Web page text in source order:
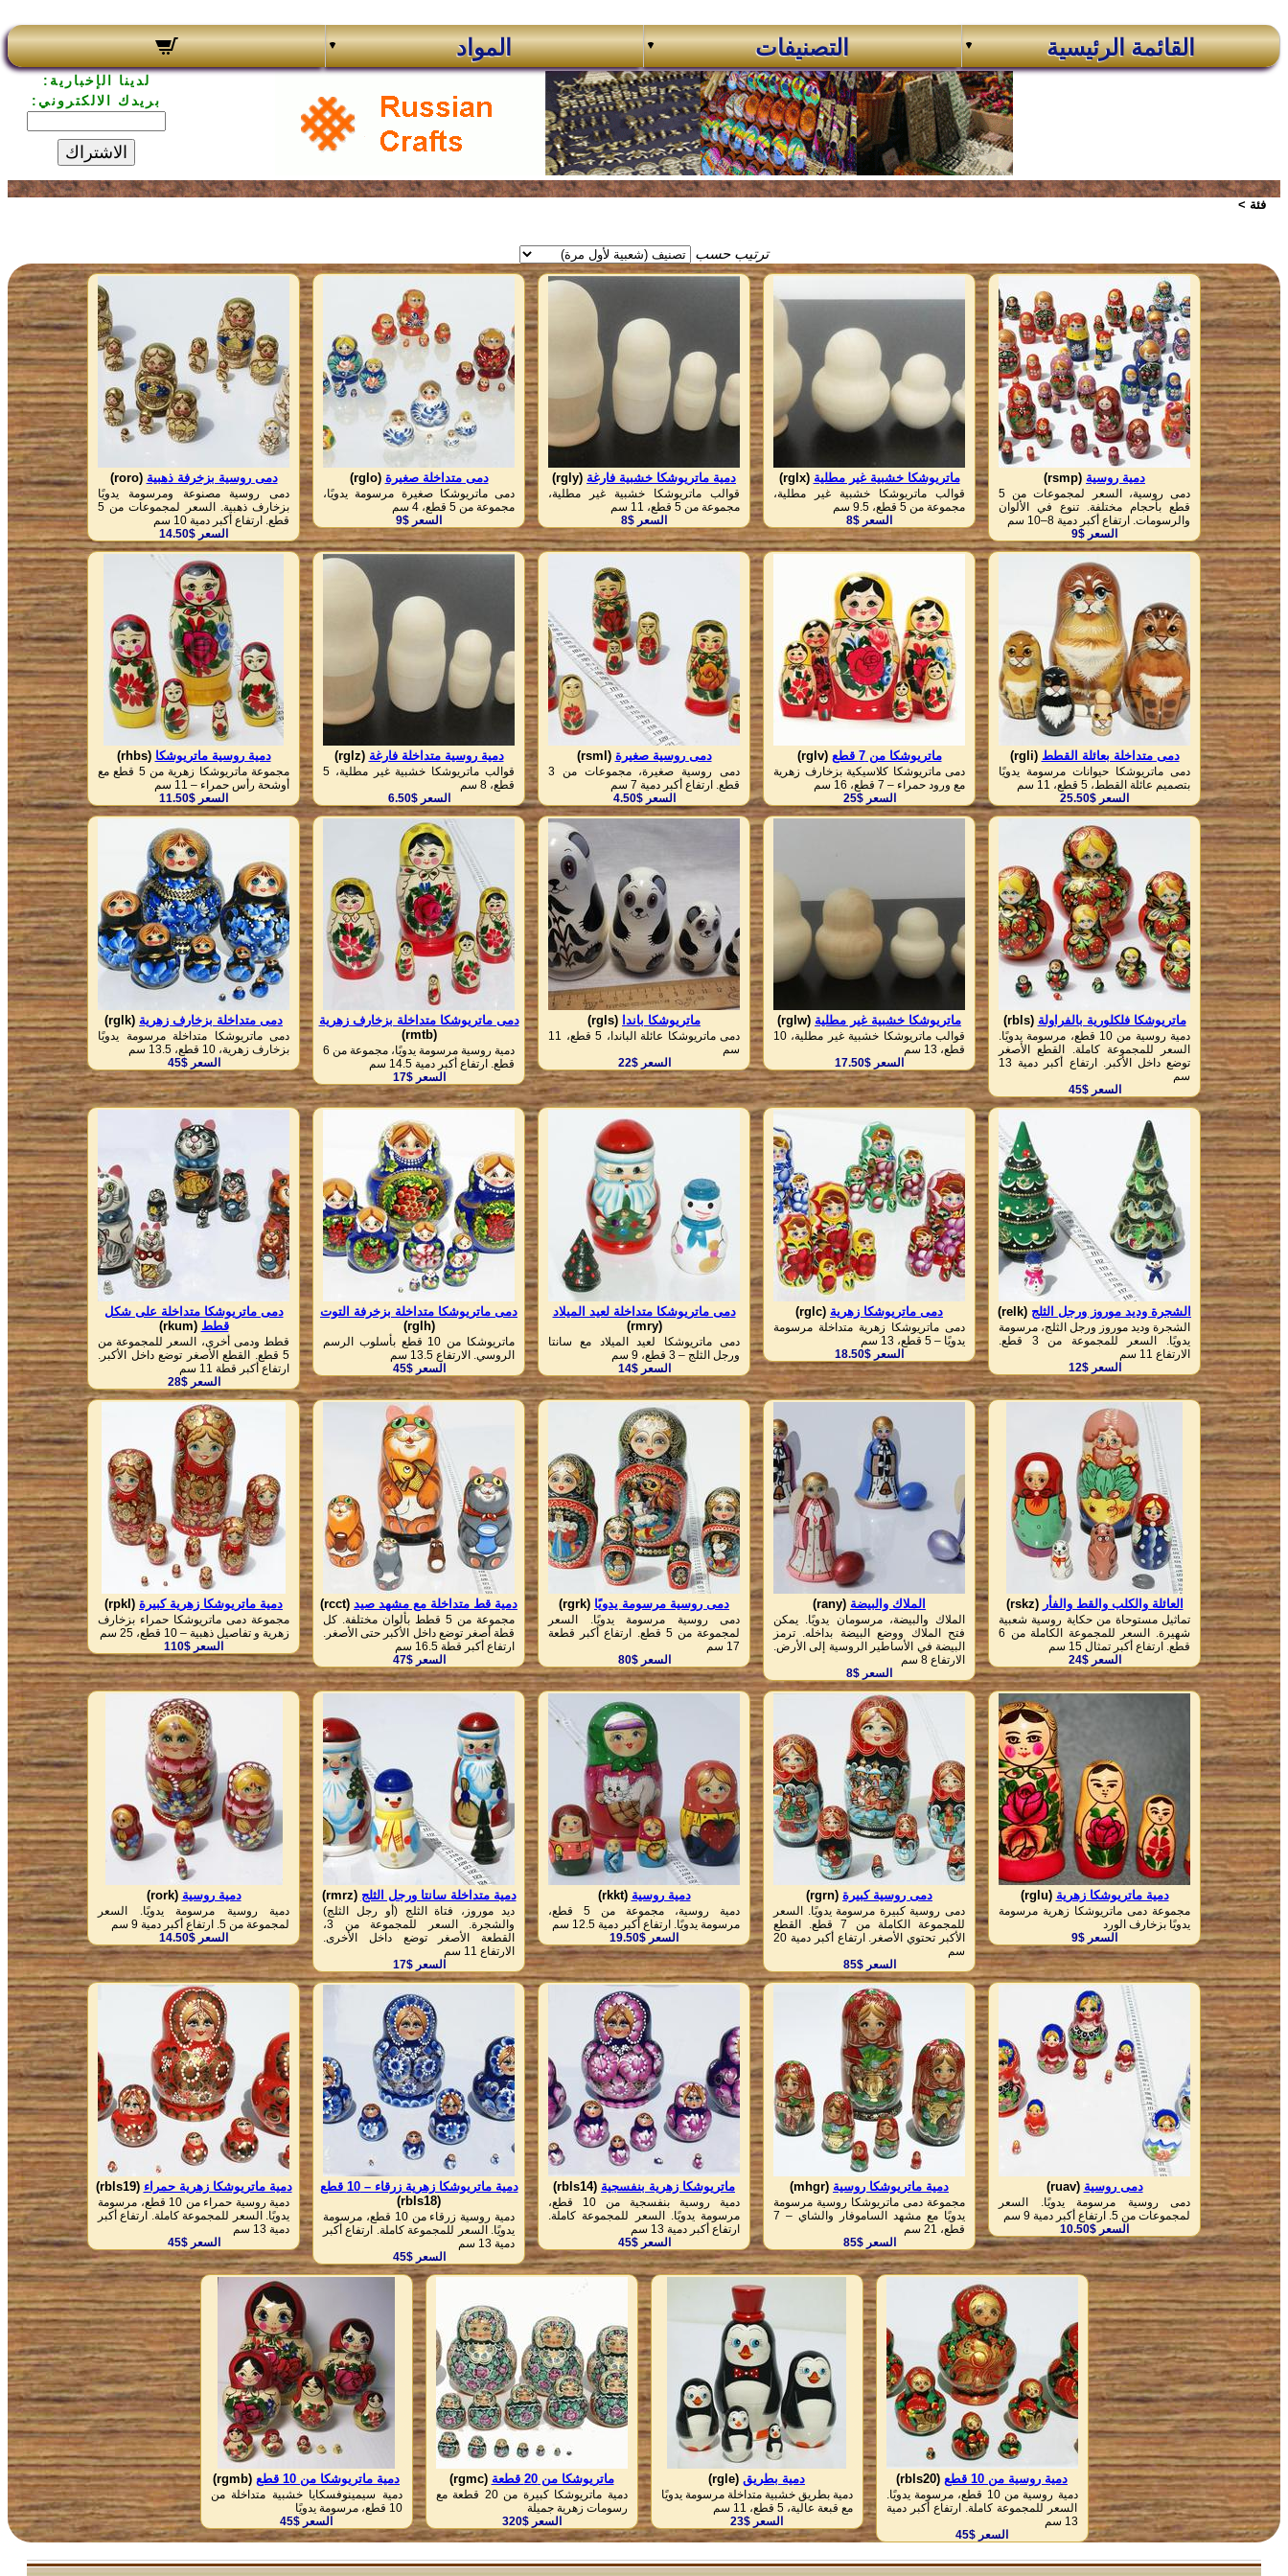
القائمة الرئيسية التصنيفات المواد
لدينا الإخبارية:
بريدك الالكتروني:
الاشتراك
فئة >
ترتيب حسب
دمية روسية (rsmp)
دمى روسية، السعر لمجموعات من 5
قطع بأحجام مختلفة. تنوع في الألوان
والرسومات. ارتفاع أكبر دمية 8–10 سم
السعر $9
ماتريوشكا خشبية غير مطلية (rglx)
قوالب ماتريوشكا خشبية غير مطلية،
مجموعة من 5 قطع، 9.5 سم
السعر $8
دمية ماتريوشكا خشبية فارغة (rgly)
قوالب ماتريوشكا خشبية غير مطلية،
مجموعة من 5 قطع، 11 سم
السعر $8
دمى متداخلة صغيرة (rglo)
دمى ماتريوشكا صغيرة مرسومة يدويًا،
مجموعة من 5 قطع، 4 سم
السعر $9
دمى روسية بزخرفة ذهبية (roro)
دمى روسية مصنوعة ومرسومة يدويًا
بزخارف ذهبية. السعر لمجموعات من 5
قطع. ارتفاع أكبر دمية 10 سم
السعر $14.50
دمى متداخلة بعائلة القطط (rgli)
دمى ماتريوشكا حيوانات مرسومة يدويًا
بتصميم عائلة القطط، 5 قطع، 11 سم
السعر $25.50
ماتريوشكا من 7 قطع (rglv)
دمى ماتريوشكا كلاسيكية بزخارف زهرية
مع ورود حمراء – 7 قطع، 16 سم
السعر $25
دمى روسية صغيرة (rsml)
دمى روسية صغيرة، مجموعات من 3
قطع. ارتفاع أكبر دمية 7 سم
السعر $4.50
دمية روسية متداخلة فارغة (rglz)
قوالب ماتريوشكا خشبية غير مطلية، 5
قطع، 8 سم
السعر $6.50
دمية روسية ماتريوشكا (rhbs)
مجموعة ماتريوشكا زهرية من 5 قطع مع
أوشحة رأس حمراء – 11 سم
السعر $11.50
ماتريوشكا فلكلورية بالفراولة (rbls)
دمية روسية من 10 قطع، مرسومة يدويًا.
السعر للمجموعة كاملة. القطع الأصغر
توضع داخل الأكبر. ارتفاع أكبر دمية 13
سم
السعر $45
ماتريوشكا خشبية غير مطلية (rglw)
قوالب ماتريوشكا خشبية غير مطلية، 10
قطع، 13 سم
السعر $17.50
ماتريوشكا باندا (rgls)
دمى ماتريوشكا عائلة الباندا، 5 قطع، 11
سم
السعر $22
دمى ماتريوشكا متداخلة بزخارف زهرية
(rmtb)
دمية روسية مرسومة يدويًا، مجموعة من 6
قطع. ارتفاع أكبر دمية 14.5 سم
السعر $17
دمى متداخلة بزخارف زهرية (rglk)
دمى ماتريوشكا متداخلة مرسومة يدويًا
بزخارف زهرية، 10 قطع، 13.5 سم
السعر $45
الشجرة وديد موروز ورجل الثلج (relk)
الشجرة وديد موروز ورجل الثلج، مرسومة
يدويًا. السعر للمجموعة من 3 قطع.
الارتفاع 11 سم
السعر $12
دمى ماتريوشكا زهرية (rglc)
دمى ماتريوشكا زهرية متداخلة مرسومة
يدويًا – 5 قطع، 13 سم
السعر $18.50
دمى ماتريوشكا متداخلة لعيد الميلاد
(rmry)
دمى ماتريوشكا لعيد الميلاد مع سانتا
ورجل الثلج – 3 قطع، 9 سم
السعر $14
دمى ماتريوشكا متداخلة بزخرفة التوت
(rglh)
ماتريوشكا من 10 قطع بأسلوب الرسم
الروسي. الارتفاع 13.5 سم
السعر $45
دمى ماتريوشكا متداخلة على شكل
قطط (rkum)
قطط ودمى أخرى، السعر للمجموعة من
5 قطع. القطع الأصغر توضع داخل الأكبر.
ارتفاع أكبر قطة 11 سم
السعر $28
العائلة والكلب والقط والفأر (rskz)
تماثيل مستوحاة من حكاية روسية شعبية
شهيرة. السعر للمجموعة الكاملة من 6
قطع. ارتفاع أكبر تمثال 15 سم
السعر $24
الملاك والبيضة (rany)
الملاك والبيضة، مرسومان يدويًا. يمكن
فتح الملاك ووضع البيضة بداخله. ترمز
البيضة في الأساطير الروسية إلى الأرض.
الارتفاع 8 سم
السعر $8
دمى روسية مرسومة يدويًا (rgrk)
دمى روسية مرسومة يدويًا. السعر
لمجموعة من 5 قطع. ارتفاع أكبر قطعة
17 سم
السعر $80
دمية قط متداخلة مع مشهد صيد (rcct)
مجموعة من 5 قطط بألوان مختلفة. كل
قطة أصغر توضع داخل الأكبر حتى الأصغر.
ارتفاع أكبر قطة 16.5 سم
السعر $47
دمية ماتريوشكا زهرية كبيرة (rpkl)
مجموعة دمى ماتريوشكا حمراء بزخارف
زهرية و تفاصيل ذهبية – 10 قطع، 25 سم
السعر $110
دمية ماتريوشكا زهرية (rglu)
مجموعة دمى ماتريوشكا زهرية مرسومة
يدويًا بزخارف الورد
السعر $9
دمى روسية كبيرة (rgrn)
دمى روسية كبيرة مرسومة يدويًا. السعر
للمجموعة الكاملة من 7 قطع. القطع
الأكبر تحتوي الأصغر. ارتفاع أكبر دمية 20
سم
السعر $85
دمية روسية (rkkt)
دمية روسية، مجموعة من 5 قطع،
مرسومة يدويًا. ارتفاع أكبر دمية 12.5 سم
السعر $19.50
دمية متداخلة سانتا ورجل الثلج (rmrz)
ديد موروز، فتاة الثلج (أو رجل الثلج)
والشجرة. السعر للمجموعة من 3،
القطعة الأصغر توضع داخل الأخرى.
الارتفاع 11 سم
السعر $17
دمية روسية (rork)
دمية روسية مرسومة يدويًا. السعر
لمجموعة من 5. ارتفاع أكبر دمية 9 سم
السعر $14.50
دمى روسية (ruav)
دمى روسية مرسومة يدويًا. السعر
لمجموعات من 5. ارتفاع أكبر دمية 9 سم
السعر $10.50
دمية ماتريوشكا روسية (mhgr)
مجموعة دمى ماتريوشكا روسية مرسومة
يدويًا مع مشهد الساموفار والشاي – 7
قطع، 21 سم
السعر $85
ماتريوشكا زهرية بنفسجية (rbls14)
دمية روسية بنفسجية من 10 قطع،
مرسومة يدويًا. السعر للمجموعة كاملة.
ارتفاع أكبر دمية 13 سم
السعر $45
دمية ماتريوشكا زهرية زرقاء – 10 قطع
(rbls18)
دمية روسية زرقاء من 10 قطع، مرسومة
يدويًا. السعر للمجموعة كاملة. ارتفاع أكبر
دمية 13 سم
السعر $45
دمية ماتريوشكا زهرية حمراء (rbls19)
دمية روسية حمراء من 10 قطع، مرسومة
يدويًا. السعر للمجموعة كاملة. ارتفاع أكبر
دمية 13 سم
السعر $45
دمية روسية من 10 قطع (rbls20)
دمية روسية من 10 قطع، مرسومة يدويًا.
السعر للمجموعة كاملة. ارتفاع أكبر دمية
13 سم
السعر $45
دمية بطريق (rgle)
دمية بطريق خشبية متداخلة مرسومة يدويًا
مع قبعة عالية، 5 قطع، 11 سم
السعر $23
ماتريوشكا من 20 قطعة (rgmc)
دمية ماتريوشكا كبيرة من 20 قطعة مع
رسومات زهرية جميلة
السعر $320
دمية ماتريوشكا من 10 قطع (rgmb)
دمية سيمينوفسكايا خشبية متداخلة من
10 قطع، مرسومة يدويًا
السعر $45